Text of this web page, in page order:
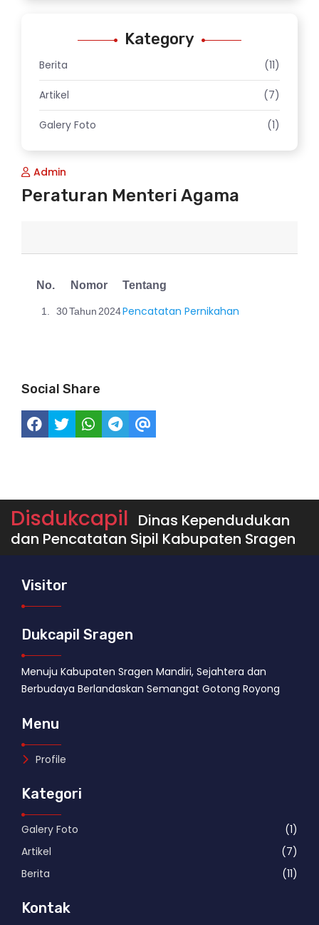
Kategory
Berita (11)
Artikel (7)
Galery Foto (1)
Admin
Peraturan Menteri Agama
No. Nomor Tentang
1. 30Tahun 2024Pencatatan Pernikahan
Social Share
Disdukcapil Dinas Kependudukan
dan Pencatatan Sipil Kabupaten Sragen
Visitor
Dukcapil Sragen
Menuju Kabupaten Sragen Mandiri, Sejahtera dan
Berbudaya Berlandaskan Semangat Gotong Royong
Menu
Profile
Kategori
Galery Foto
(1)
Artikel
(7)
Berita
(11)
Kontak